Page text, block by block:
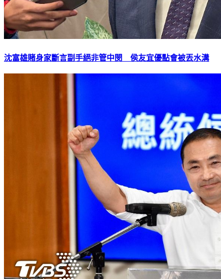
沈富雄賭身家斷言副手絕非管中閔 侯友宜優點會被丟水溝